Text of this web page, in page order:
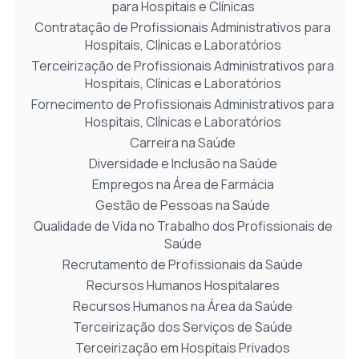
para Hospitais e Clínicas
Contratação de Profissionais Administrativos para
Hospitais, Clínicas e Laboratórios
Terceirização de Profissionais Administrativos para
Hospitais, Clínicas e Laboratórios
Fornecimento de Profissionais Administrativos para
Hospitais, Clínicas e Laboratórios
Carreira na Saúde
Diversidade e Inclusão na Saúde
Empregos na Área de Farmácia
Gestão de Pessoas na Saúde
Qualidade de Vida no Trabalho dos Profissionais de
Saúde
Recrutamento de Profissionais da Saúde
Recursos Humanos Hospitalares
Recursos Humanos na Área da Saúde
Terceirização dos Serviços de Saúde
Terceirização em Hospitais Privados